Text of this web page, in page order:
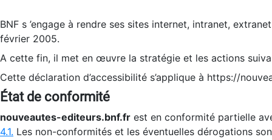
BNF s ’engage à rendre ses sites internet, intranet,
février 2005.
A cette fin, il met en œuvre la stratégie et les actions
Cette déclaration d’accessibilité s’applique à https://
État de conformité
nouveautes-editeurs.bnf.fr est en conformité partielle
4.1. Les non-conformités et les éventuelles dérogations